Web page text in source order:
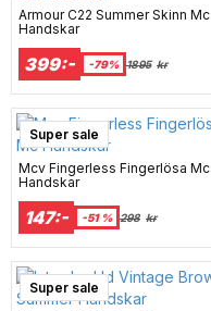
Armour C22 Summer Skinn Mc
Handskar
399:- -79% 1895 kr
Super sale
Mcv Fingerless Fingerlösa Mc
Handskar
147:- -51 % 298 kr
Super sale